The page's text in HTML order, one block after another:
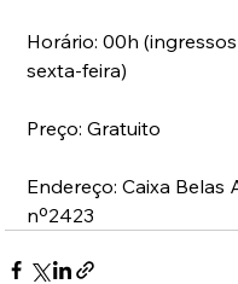
Horário: 00h
sexta-feira)
Preço: Gratuito
Endereço: Caixa Belas
nº2423